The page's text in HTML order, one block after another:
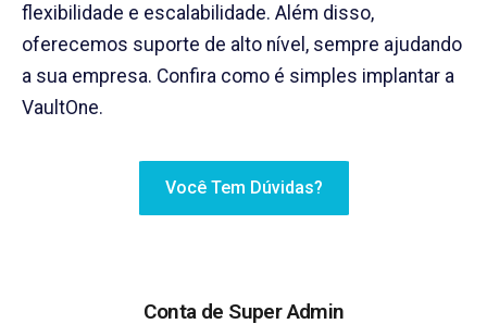
flexibilidade e escalabilidade. Além disso,
oferecemos suporte de alto nível, sempre ajudando
a sua empresa. Confira como é simples implantar a
VaultOne.
Você Tem Dúvidas?
Conta de Super Admin